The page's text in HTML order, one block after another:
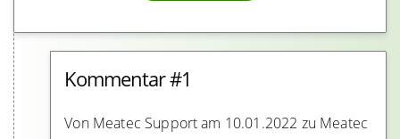
Kommentar #1
Von Meatec Support am 10.01.2022 zu Meatec